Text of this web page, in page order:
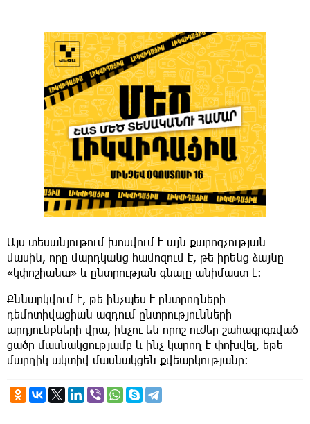
Այս տեսանյութում խոսվում է այն քարոզչության
մասին, որը մարդկանց համոզում է, թե իրենց ձայնը
«կփոշիանա» և ընտրության գնալը անիմաստ է։
Քննարկվում է, թե ինչպես է ընտրողների
դեմոտիվացիան ազդում ընտրությունների
արդյունքների վրա, ինչու են որոշ ուժեր շահագրգռված
ցածր մասնակցությամբ և ինչ կարող է փոխվել, եթե
մարդիկ ակտիվ մասնակցեն քվեարկությանը։